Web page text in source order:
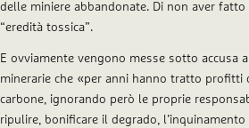
delle miniere abbandonate. Di non aver
“eredità tossica”.
E ovviamente vengono messe sotto accusa
minerarie che «per anni hanno tratto
carbone, ignorando però le proprie
ripulire, bonificare il degrado,